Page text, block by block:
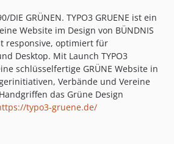
DIE GRÜNEN. TYPO3 GRUENE ist ein
Website im Design von BÜNDNIS
responsive, optimiert für
Desktop. Mit Launch TYPO3
schlüsselfertige GRÜNE Website in
Verbände und Vereine
das Grüne Design
typo3-gruene.de/